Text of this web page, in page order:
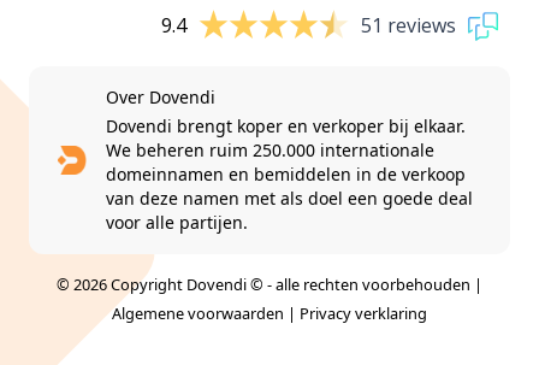
9.4 51 reviews
Over Dovendi
Dovendi brengt koper en verkoper bij elkaar.
We beheren ruim 250.000 internationale
domeinnamen en bemiddelen in de verkoop
van deze namen met als doel een goede deal
voor alle partijen.
© 2026 Copyright Dovendi © - alle rechten voorbehouden |
Algemene voorwaarden | Privacy verklaring